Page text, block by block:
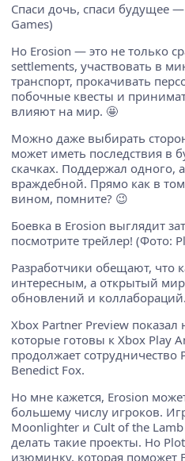
Спаси дочь, спаси будущее
Games)
Но Erosion — это не только
settlements, участвовать в
транспорт, прокачивать
побочные квесты и
влияют на мир. 🤩
Можно даже выбирать
может иметь последствия в
скачках. Поддержал одного,
враждебной. Прямо как в
вином, помните? 😉
Боевка в Erosion выглядит
посмотрите трейлер! (Фото:
Разработчики обещают, что
интересным, а открытый
обновлений и
Xbox Partner Preview показал
которые готовы к Xbox Play
продолжает сотрудничество
Benedict Fox.
Но мне кажется, Erosion
большему числу игроков.
Moonlighter и Cult of the
делать такие проекты. Но
изюминку, которая поможет